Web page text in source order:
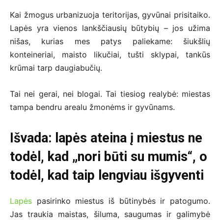
Kai žmogus urbanizuoja teritorijas, gyvūnai prisitaiko.
Lapės yra vienos lankščiausių būtybių – jos užima
nišas, kurias mes patys paliekame: šiukšlių
konteineriai, maisto likučiai, tušti sklypai, tankūs
krūmai tarp daugiabučių.
Tai nei gerai, nei blogai. Tai tiesiog realybė: miestas
tampa bendru arealu žmonėms ir gyvūnams.
Išvada: lapės ateina į miestus ne
todėl, kad „nori būti su mumis“, o
todėl, kad taip lengviau išgyventi
Lapės pasirinko miestus iš būtinybės ir patogumo.
Jas traukia maistas, šiluma, saugumas ir galimybė